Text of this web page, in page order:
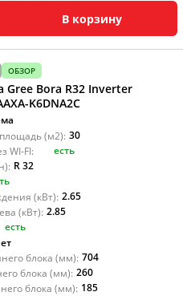
В корзину
ОБЗОР
Gree Bora R32 Inverter
K6DNA2C
(м2): 30
WI-FI:
есть
R 32
(кВт): 2.65
(кВт): 2.85
есть
блока (мм): 704
блока (мм): 260
блока (мм): 185